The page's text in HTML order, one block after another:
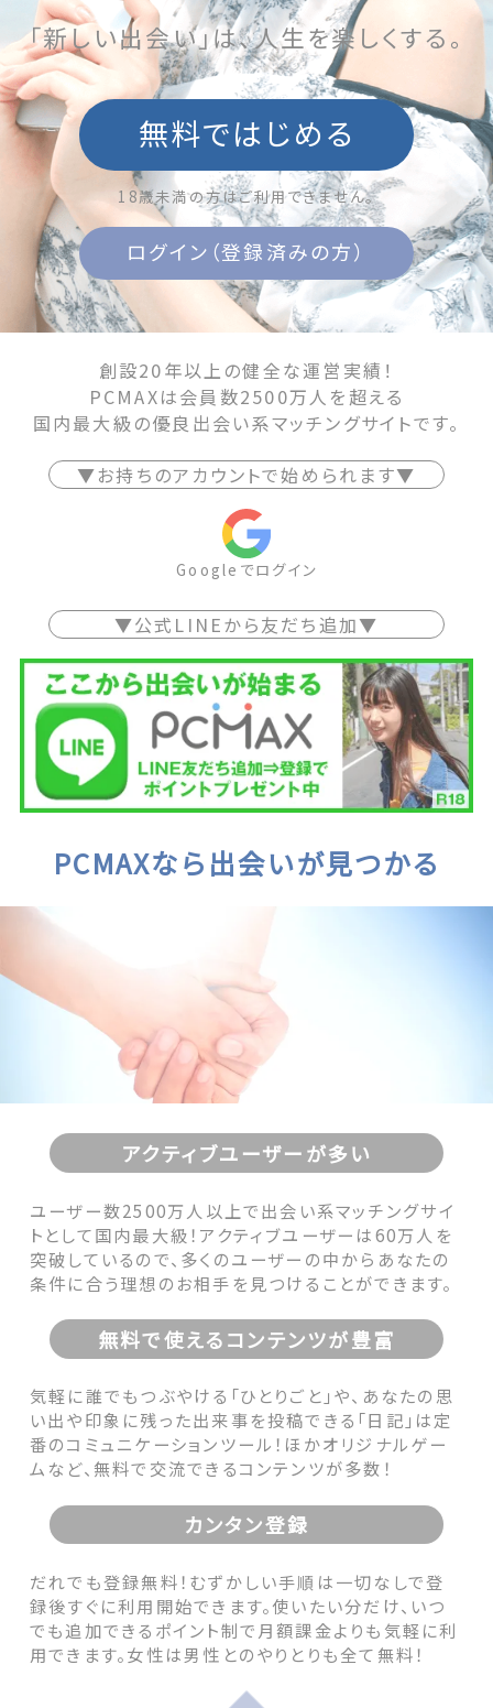
「新しい出会い」は、人生を楽しくする。
無料ではじめる
18歳未満の方はご利用できません。
ログイン（登録済みの方）
創設20年以上の健全な運営実績！
PCMAXは会員数2500万人を超える
国内最大級の優良出会い系マッチングサイトです。
▼お持ちのアカウントで始められます▼
Googleでログイン
▼公式LINEから友だち追加▼
PCMAXなら出会いが見つかる
アクティブユーザーが多い
ユーザー数2500万人以上で出会い系マッチングサイ
トとして国内最大級！アクティブユーザーは60万人を
突破しているので、多くのユーザーの中からあなたの
条件に合う理想のお相手を見つけることができます。
無料で使えるコンテンツが豊富
気軽に誰でもつぶやける「ひとりごと」や、あなたの思
い出や印象に残った出来事を投稿できる「日記」は定
番のコミュニケーションツール！ほかオリジナルゲー
ムなど、無料で交流できるコンテンツが多数！
カンタン登録
だれでも登録無料！むずかしい手順は一切なしで登
録後すぐに利用開始できます。使いたい分だけ、いつ
でも追加できるポイント制で月額課金よりも気軽に利
用できます。女性は男性とのやりとりも全て無料！